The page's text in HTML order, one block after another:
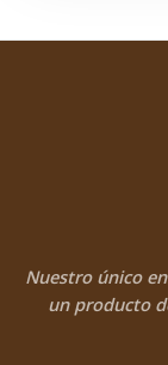
Nuestro único
un producto